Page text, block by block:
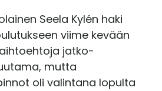
Seela Kylén haki
viime kevään
jatko-
mutta
oli valintana lopulta